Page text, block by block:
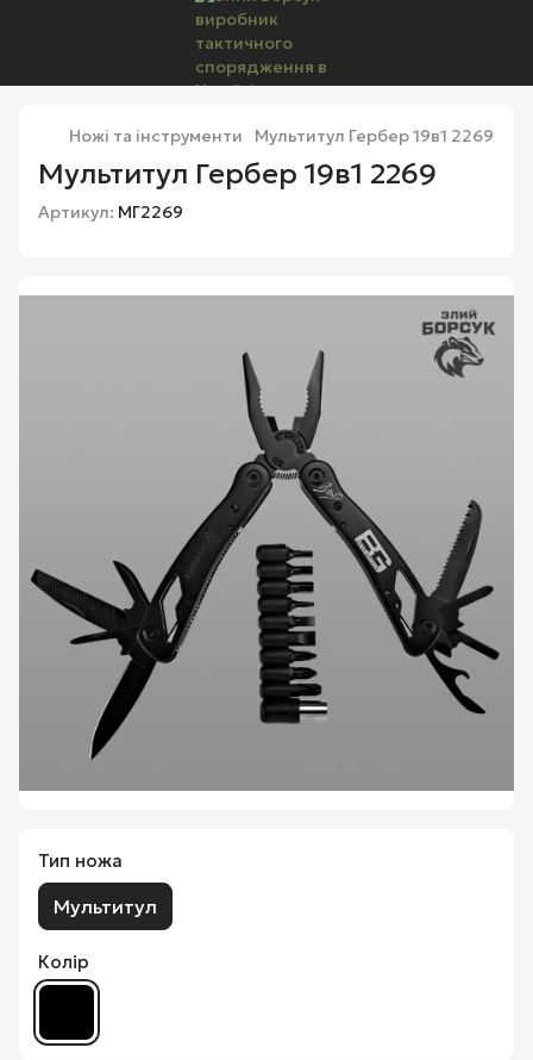
Ножі та інструменти Мультитул Гербер 19в1 2269
Мультитул Гербер 19в1 2269
Артикул: МГ2269
Тип ножа
Мультитул
Колір